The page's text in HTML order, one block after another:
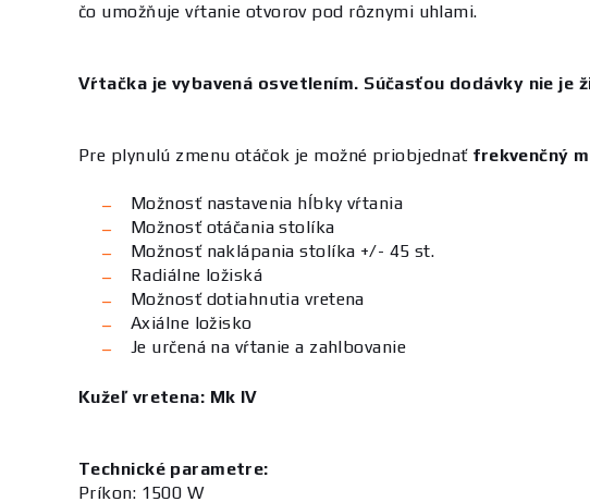
čo umožňuje vŕtanie otvorov pod rôznymi uhlami.
Vŕtačka je vybavená osvetlením. Súčasťou dodávky nie je
Pre plynulú zmenu otáčok je možné priobjednať frekvenčný
Možnosť nastavenia hĺbky vŕtania
Možnosť otáčania stolíka
Možnosť naklápania stolíka +/- 45 st.
Radiálne ložiská
Možnosť dotiahnutia vretena
Axiálne ložisko
Je určená na vŕtanie a zahlbovanie
Kužeľ vretena: Mk IV
Technické parametre:
Príkon: 1500 W